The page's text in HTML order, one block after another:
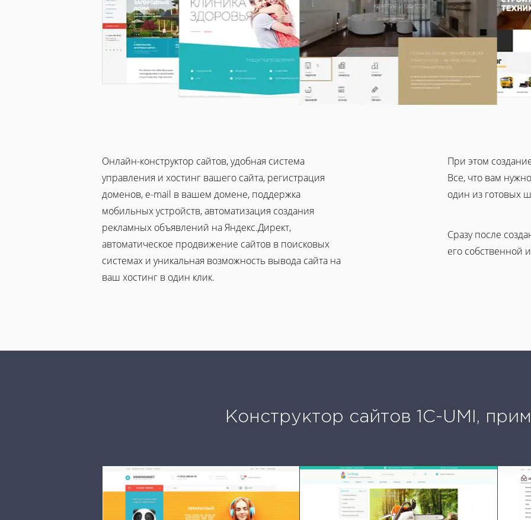
Онлайн-конструктор сайтов, удобная система
управления и хостинг вашего сайта, регистрация
доменов, e-mail в вашем домене, поддержка
мобильных устройств, автоматизация создания
рекламных объявлений на Яндекс.Директ,
автоматическое продвижение сайтов в поисковых
системах и уникальная возможность вывода сайта на
ваш хостинг в один клик.
При этом
Все, что вам
один из готовых
Сразу после
его собственной
Конструктор сайтов 1С-UMI,